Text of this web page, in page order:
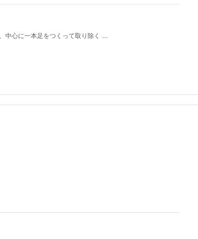
中心に一本足をつくって取り除く ...